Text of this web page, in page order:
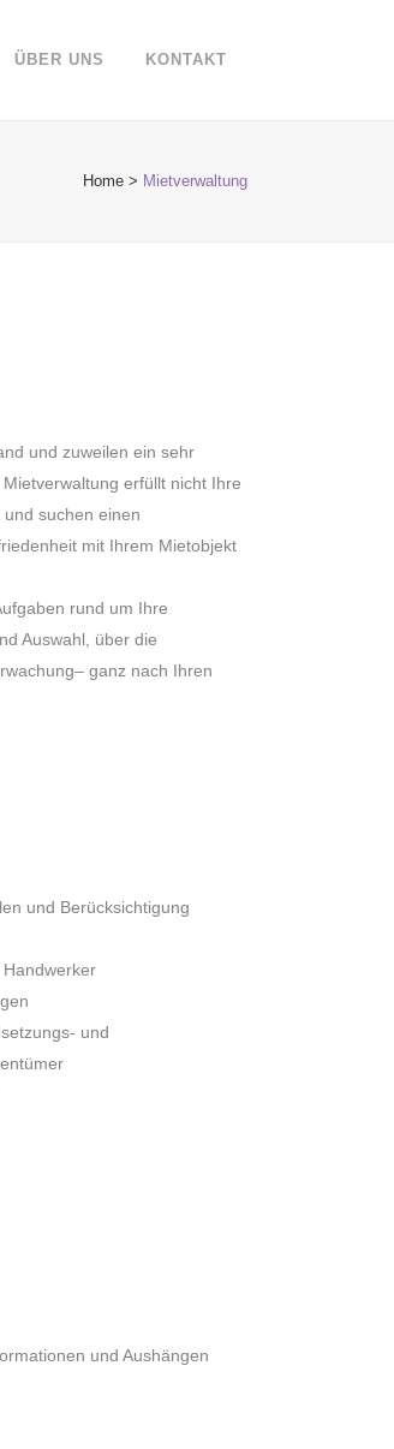
ÜBER UNS KONTAKT
Home > Mietverwaltung
und zuweilen ein sehr
erfüllt nicht Ihre
suchen einen
mit Ihrem Mietobjekt
rund um Ihre
Auswahl, über die
ganz nach Ihren
und Berücksichtigung
und
und Aushängen